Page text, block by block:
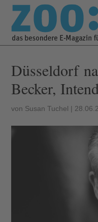
Düsseldorf
Becker,
von Susan Tuchel |